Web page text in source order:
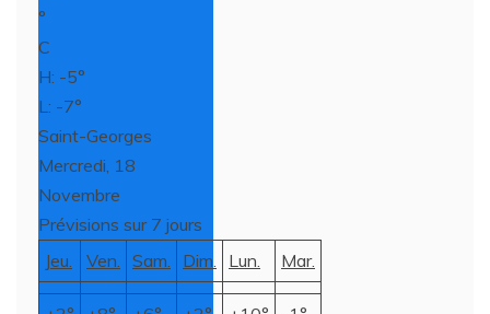
°
C
H: -5°
L: -7°
Saint-Georges
Mercredi, 18
Novembre
Prévisions sur 7 jours
Jeu.
Ven. Sam. Dim. Lun. Mar.